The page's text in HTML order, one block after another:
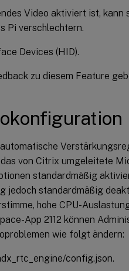
Video aktiviert ist, kann
Pi verschlechtern.
Devices (HID).
zu diesem Feature
von Citrix umgeleitete
standardmäßig
jedoch standardmäßig
hohe CPU-
App 2112 können
wie folgt ändern:
config.json.